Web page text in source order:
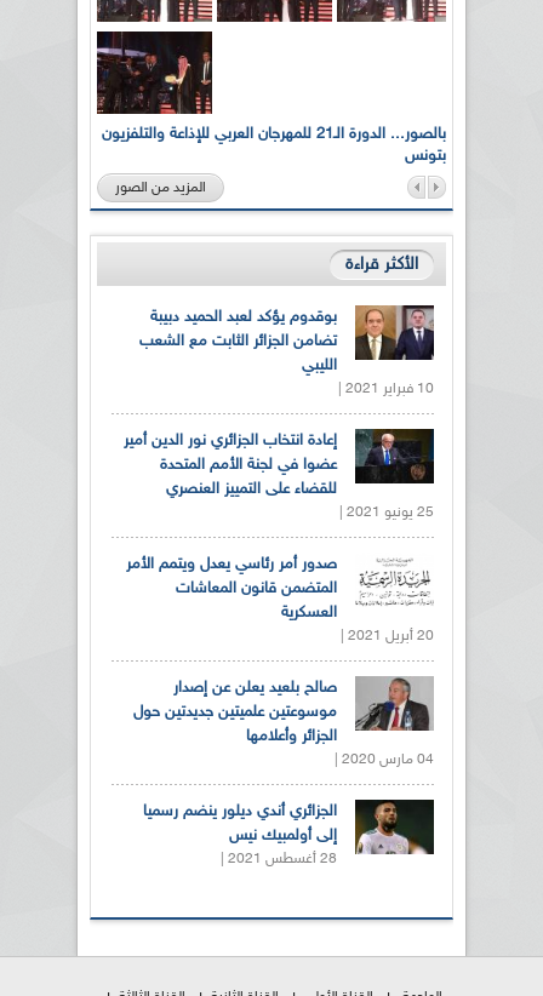
بالصور... الدورة الـ21 للمهرجان العربي للإذاعة والتلفزيون
بتونس
المزيد من الصور
الأكثر قراءة
بوقدوم يؤكد لعبد الحميد دبيبة
تضامن الجزائر الثابت مع الشعب
الليبي
10 فبراير 2021 |
إعادة انتخاب الجزائري نور الدين أمير
عضوا في لجنة الأمم المتحدة
للقضاء على التمييز العنصري
25 يونيو 2021 |
صدور أمر رئاسي يعدل ويتمم الأمر
المتضمن قانون المعاشات
العسكرية
20 أبريل 2021 |
صالح بلعيد يعلن عن إصدار
موسوعتين علميتين جديدتين حول
الجزائر وأعلامها
04 مارس 2020 |
الجزائري أندي ديلور ينضم رسميا
إلى أولمبيك نيس
28 أغسطس 2021 |